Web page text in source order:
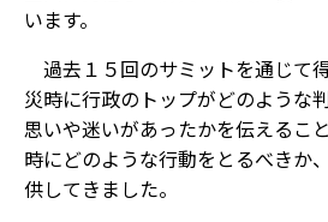
います。
過去１５回のサミットを通じて
災時に行政のトップがどのような
思いや迷いがあったかを伝えるこ
時にどのような行動をとるべきか
供してきました。